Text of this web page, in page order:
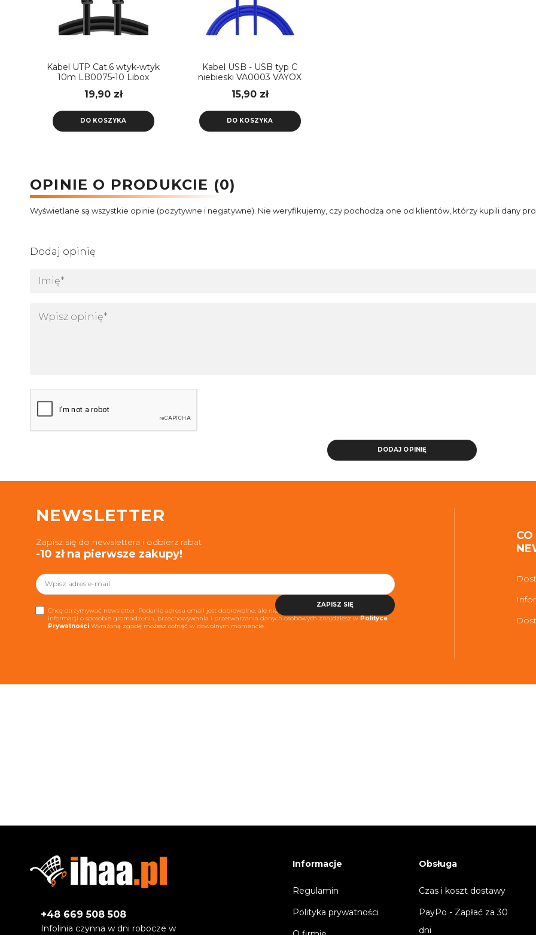
Kabel UTP Cat.6 wtyk-wtyk
10m LB0075-10 Libox
19,90 zł
DO KOSZYKA
Kabel USB - USB typ C
niebieski VA0003 VAYOX
15,90 zł
DO KOSZYKA
OPINIE O PRODUKCIE (0)
Wyświetlane są wszystkie opinie (pozytywne i negatywne). Nie weryfikujemy, czy pochodzą one od klientów, którzy kupili dany
Dodaj opinię
DODAJ OPINIĘ
NEWSLETTER
Zapisz się do newslettera i odbierz rabat
-10 zł na pierwsze zakupy!
ZAPISZ SIĘ
Chcę otrzymywać newsletter. Podanie adresu email jest dobrowolne, ale niezbędne do realizacji usługi. Więcej
informacji o sposobie gromadzenia, przechowywania i przetwarzania danych osobowych znajdziesz wPolityce
Prywatności Wyrażoną zgodę możesz cofnąć w dowolnym momencie.
+48 669 508 508
Infolinia czynna w dni robocze w
Informacje
Regulamin
Polityka prywatności
Obsługa
Czas i koszt dostawy
PayPo - Zapłać za 30
dni